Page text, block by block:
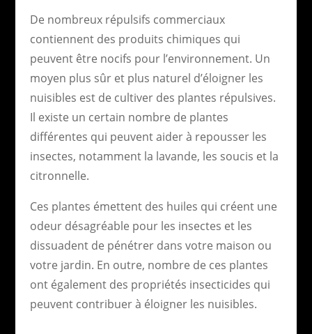
De nombreux répulsifs commerciaux
contiennent des produits chimiques qui
peuvent être nocifs pour l’environnement. Un
moyen plus sûr et plus naturel d’éloigner les
nuisibles est de cultiver des plantes répulsives.
Il existe un certain nombre de plantes
différentes qui peuvent aider à repousser les
insectes, notamment la lavande, les soucis et la
citronnelle.
Ces plantes émettent des huiles qui créent une
odeur désagréable pour les insectes et les
dissuadent de pénétrer dans votre maison ou
votre jardin. En outre, nombre de ces plantes
ont également des propriétés insecticides qui
peuvent contribuer à éloigner les nuisibles.